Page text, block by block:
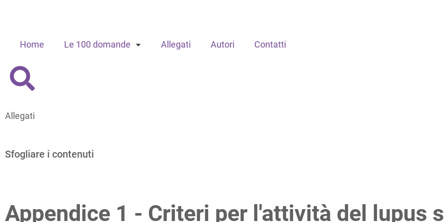
Home Le 100 domande Allegati Autori Contatti
Allegati
Sfogliare i contenuti
Appendice 1 - Criteri per l'attività del lupus